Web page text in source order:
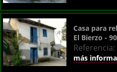
Casa para
El Bierzo -
Referencia:
más